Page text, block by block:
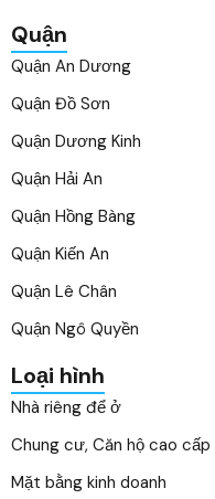
Quận
Quận An Dương
Quận Đồ Sơn
Quận Dương Kinh
Quận Hải An
Quận Hồng Bàng
Quận Kiến An
Quận Lê Chân
Quận Ngô Quyền
Loại hình
Nhà riêng để ở
Chung cư, Căn hộ cao cấp
Mặt bằng kinh doanh